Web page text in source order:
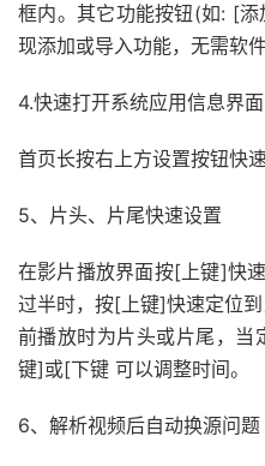
框内。其它功能按钮(如: [
现添加或导入功能，无需软
4.快速打开系统应用信息界面
首页长按右上方设置按钮快
5、片头、片尾快速设置
在影片播放界面按[上键]快
过半时，按[上键]快速定位
前播放时为片头或片尾，当
键]或[下键 可以调整时间。
6、解析视频后自动换源问题